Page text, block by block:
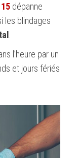
dépanne
les blindages
l’heure par un
et jours fériés